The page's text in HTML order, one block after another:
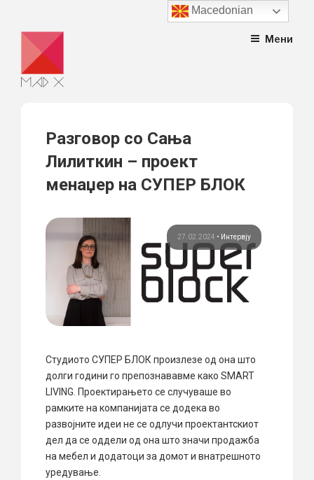
content
Мени
Разговор со Сања
Лилиткин – проект
менаџер на СУПЕР БЛОК
27.02.2024 • Интервју
Студиото СУПЕР БЛОК произлезе од она што
долги години го препознававме како SMART
LIVING. Проектирањето се случуваше во
рамките на компанијата се додека во
развојните идеи не се одлучи проектантскиот
дел да се оддели од она што значи продажба
на мебел и додатоци за домот и внатрешното
уредување.
Macedonian